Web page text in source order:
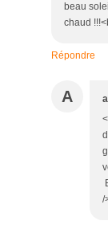
beau
chaud
Répondre
A
/